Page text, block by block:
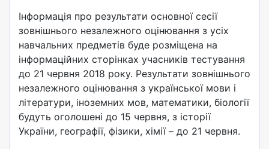
Інформація про результати основної сесії
зовнішнього незалежного оцінювання з усіх
навчальних предметів буде розміщена на
інформаційних сторінках учасників тестування
до 21 червня 2018 року. Результати зовнішнього
незалежного оцінювання з української мови і
літератури, іноземних мов, математики, біології
будуть оголошені до 15 червня, з історії
України, географії, фізики, хімії – до 21 червня.